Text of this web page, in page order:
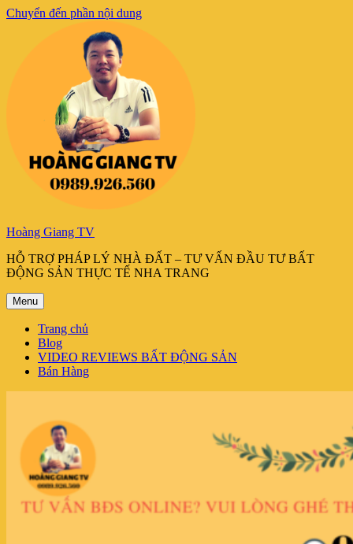
Chuyển đến phần nội dung
Hoàng Giang TV
HỖ TRỢ PHÁP LÝ NHÀ ĐẤT – TƯ VẤN ĐẦU TƯ BẤT
ĐỘNG SẢN THỰC TẾ NHA TRANG
Menu
Trang chủ
Blog
VIDEO REVIEWS BẤT ĐỘNG SẢN
Bán Hàng